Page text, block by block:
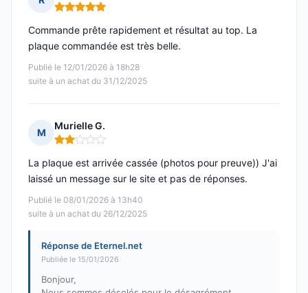
Note : 5 sur 5
Publié le 12/01/2026 à 18h28
suite à un achat du 31/12/2025
Commande prête rapidement et résultat au top. La
plaque commandée est très belle.
M
Murielle G.
Note : 2 sur 5
Publié le 08/01/2026 à 13h40
suite à un achat du 26/12/2025
La plaque est arrivée cassée (photos pour preuve)) J'ai
laissé un message sur le site et pas de réponses.
Réponse de Eternel.net
Publiée le 15/01/2026
Bonjour,